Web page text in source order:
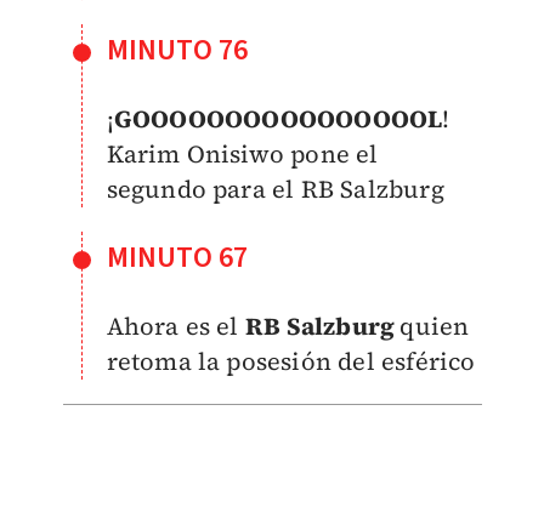
MINUTO 76
¡GOOOOOOOOOOOOOOOOL!
Karim Onisiwo pone el
segundo para el RB Salzburg
MINUTO 67
Ahora es el RB Salzburgquien
retoma la posesión del esférico